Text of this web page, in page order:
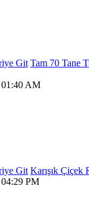
Tam 70 Tane
AM
Karışık Çiçek
PM